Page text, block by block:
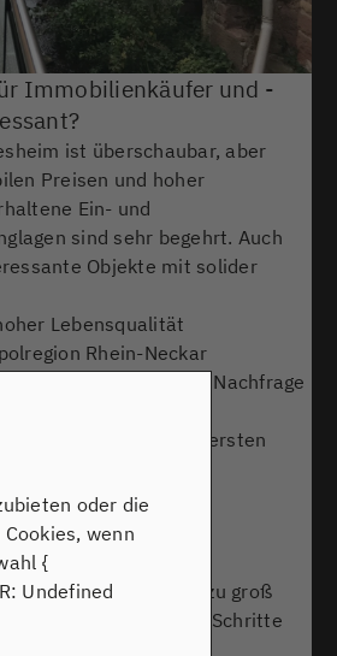
Immobilienkäufer und -
ist überschaubar, aber
Preisen und hoher
Ein- und
sind sehr begehrt. Auch
Objekte mit solider
Lebensqualität
Rhein-Neckar
mit wachsender Nachfrage
Immobilie auf den ersten
die Immobilie ist zu groß
um über die nächsten Schritte
oder die
wenn
{
Undefined